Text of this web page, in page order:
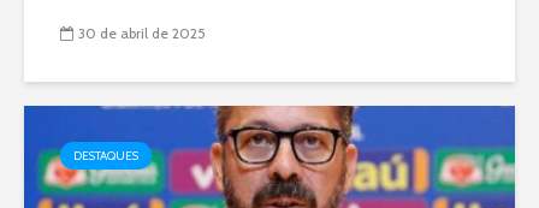
30 de abril de 2025
DESTAQUES